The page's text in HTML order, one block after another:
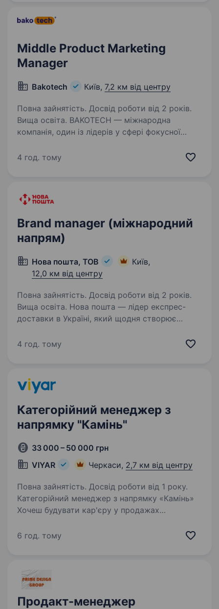
екосистему для…
Middle Product Marketing
Manager
Bakotech Київ, 7,2 км від центру
Повна зайнятість. Досвід роботи від 2 років.
Вища освіта. BAKOTECH — міжнародна
компанія, один із лідерів у сфері фокусної
професійну «до» та «після» продажну,
4 год. тому
Brand manager (міжнародний
напрям)
Нова пошта, ТОВ
Київ,
12,0 км від центру
Повна зайнятість. Досвід роботи від 2 років.
Вища освіта. Нова пошта — лідер експрес-
доставки в Україні, який щодня створює
клієнтів. Ми розширюємо міжнародний напрям
4 год. тому
Категорійний менеджер з
напрямку "Камінь"
33 000 – 50 000 грн
VIYAR
Черкаси, 2,7 км від центру
Повна зайнятість. Досвід роботи від 1 року.
Категорійний менеджер з напрямку «Камінь»
Хочеш будувати кар'єру у продажах
Прагнеш зростати та досягати результатів?
6 год. тому
Продакт-менеджер